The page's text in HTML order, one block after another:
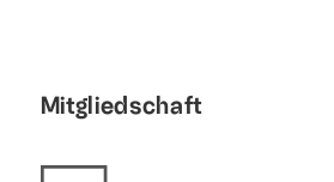
Mitgliedschaft